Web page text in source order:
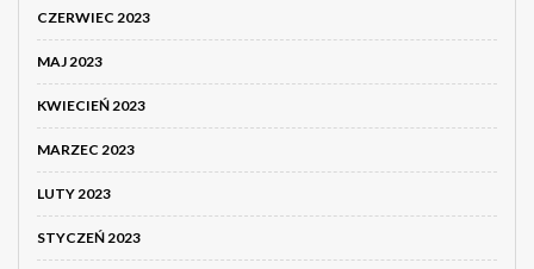
CZERWIEC 2023
MAJ 2023
KWIECIEŃ 2023
MARZEC 2023
LUTY 2023
STYCZEŃ 2023